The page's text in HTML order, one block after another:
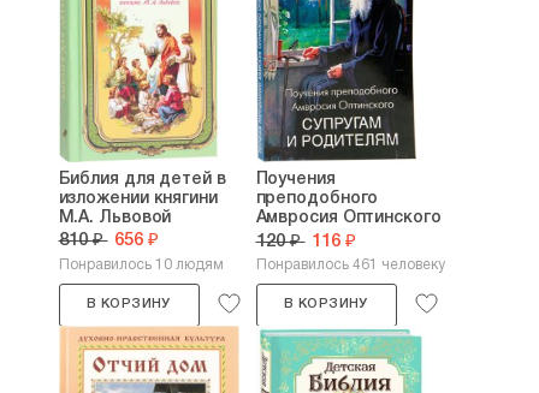
Библия для детей в
изложении княгини
М.А. Львовой
810 ₽ 656 ₽
Понравилось 10 людям
В КОРЗИНУ
Поучения
преподобного
Амвросия Оптинского
супругам и...
120 ₽ 116 ₽
Понравилось 461 человеку
В КОРЗИНУ